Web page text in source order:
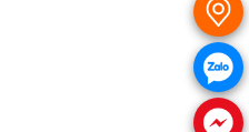
.
.
.